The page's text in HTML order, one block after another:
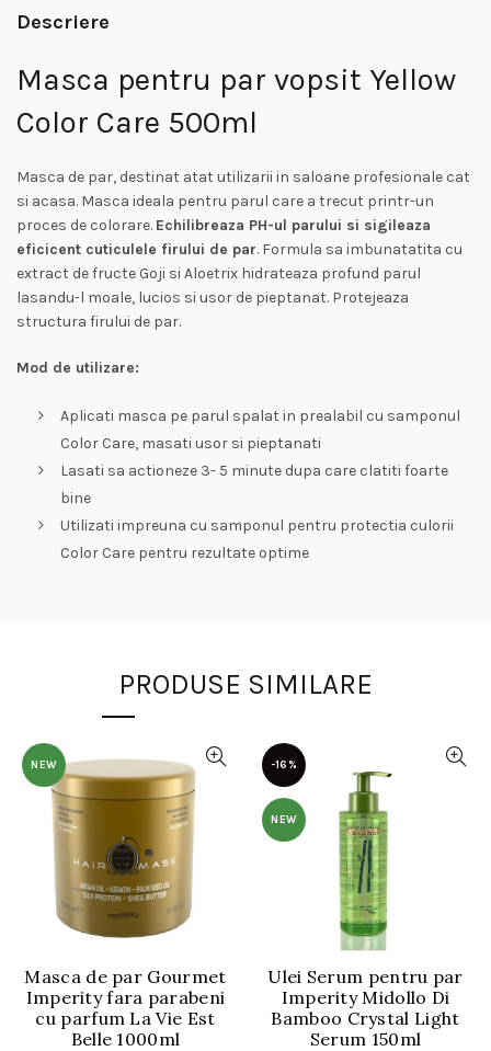
Descriere
Masca pentru par vopsit Yellow
Color Care 500ml
Masca de par, destinat atat utilizarii in saloane profesionale cat
si acasa. Masca ideala pentru parul care a trecut printr-un
proces de colorare. Echilibreaza PH-ul parului si sigileaza
eficicent cuticulele firului de par. Formula sa imbunatatita cu
extract de fructe Goji si Aloetrix hidrateaza profund parul
lasandu-l moale, lucios si usor de pieptanat. Protejeaza
structura firului de par.
Mod de utilizare:
Aplicati masca pe parul spalat in prealabil cu samponul
Color Care, masati usor si pieptanati
Lasati sa actioneze 3- 5 minute dupa care clatiti foarte
bine
Utilizati impreuna cu samponul pentru protectia culorii
Color Care pentru rezultate optime
PRODUSE SIMILARE
NEW
Masca de par Gourmet
Imperity fara parabeni
cu parfum La Vie Est
Belle 1000ml
-16%
NEW
Ulei Serum pentru par
Imperity Midollo Di
Bamboo Crystal Light
Serum 150ml